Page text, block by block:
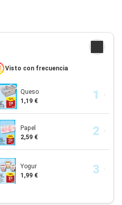
Visto con frecuencia
Queso
1,19 €
Papel
2,59 €
Yogur
1,99 €